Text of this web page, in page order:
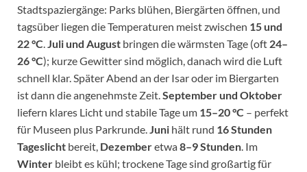
Stadtspaziergänge: Parks blühen, Biergärten öffnen, und
tagsüber liegen die Temperaturen meist zwischen 15 und
22 °C.Juli und August bringen die wärmsten Tage (oft 24–
26 °C); kurze Gewitter sind möglich, danach wird die Luft
schnell klar. Später Abend an der Isar oder im Biergarten
ist dann die angenehmste Zeit.September und Oktober
liefern klares Licht und stabile Tage um 15–20 °C – perfekt
für Museen plus Parkrunde.Juni hält rund 16 Stunden
Tageslicht bereit, Dezemberetwa8–9 Stunden. Im
Winter bleibt es kühl; trockene Tage sind großartig für